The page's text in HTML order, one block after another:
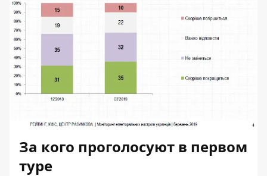
За кого проголосуют в первом
туре